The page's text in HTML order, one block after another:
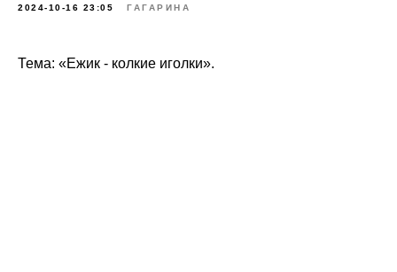
2024-10-16 23:05 ГАГАРИНА
Тема: «Ежик - колкие иголки».